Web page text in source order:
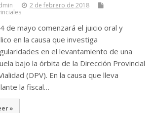
2 de febrero de 2018
de mayo comenzará el juicio oral y
en la causa que investiga
en el levantamiento de una
bajo la órbita de la Dirección Provincial
(DPV). En la causa que lleva
la fiscal…
»